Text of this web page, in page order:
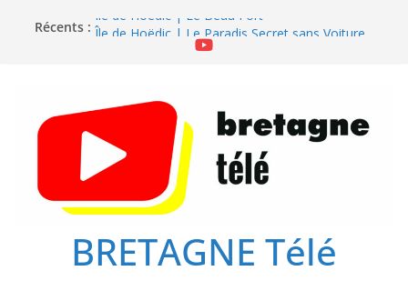
Récents : Île de Hoëdic | Le Beau Fort
Île de Hoëdic | Le Paradis Secret sans Voiture
Île de Hoëdic | Dimanche le Jour du Zodiac
BRETAGNE Télé